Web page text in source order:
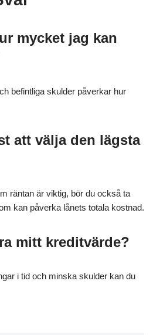
mycket jag kan
befintliga skulder påverkar hur
att välja den lägsta
räntan är viktig, bör du också ta
kan påverka lånets totala kostnad.
mitt kreditvärde?
i tid och minska skulder kan du